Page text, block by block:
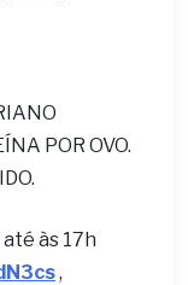
POR OVO.
às 17h
,